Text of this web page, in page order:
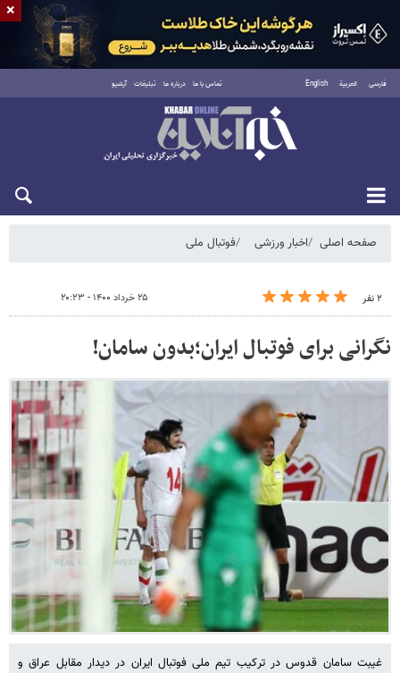
فارسی العربية English تماس با ما درباره ما تبلیغات آرشیو
جمعه ۱۶ مرداد ۱۴۰۵
صفحه اصلی اخبار ورزشی فوتبال ملی
۲ نفر ۲۵ خرداد ۱۴۰۰ - ۲۰:۲۳
نگرانی برای فوتبال ایران؛بدون سامان!
غیبت سامان قدوس در ترکیب تیم ملی فوتبال ایران در دیدار مقابل عراق و
×